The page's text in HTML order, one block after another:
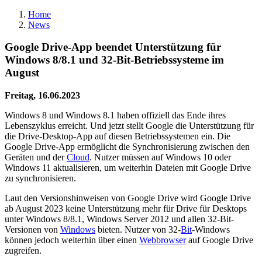
Home
News
Google Drive-App beendet Unterstützung für
Windows 8/8.1 und 32-Bit-Betriebssysteme im
August
Freitag, 16.06.2023
Windows 8 und Windows 8.1 haben offiziell das Ende ihres
Lebenszyklus erreicht. Und jetzt stellt Google die Unterstützung für
die Drive-Desktop-App auf diesen Betriebssystemen ein. Die
Google Drive-App ermöglicht die Synchronisierung zwischen den
Geräten und derCloud. Nutzer müssen auf Windows 10 oder
Windows 11 aktualisieren, um weiterhin Dateien mit Google Drive
zu synchronisieren.
Laut den Versionshinweisen von Google Drive wird Google Drive
ab August 2023 keine Unterstützung mehr für Drive für Desktops
unter Windows 8/8.1, Windows Server 2012 und allen 32-Bit-
Versionen von Windows bieten. Nutzer von 32-Bit-Windows
können jedoch weiterhin über einen Webbrowserauf Google Drive
zugreifen.